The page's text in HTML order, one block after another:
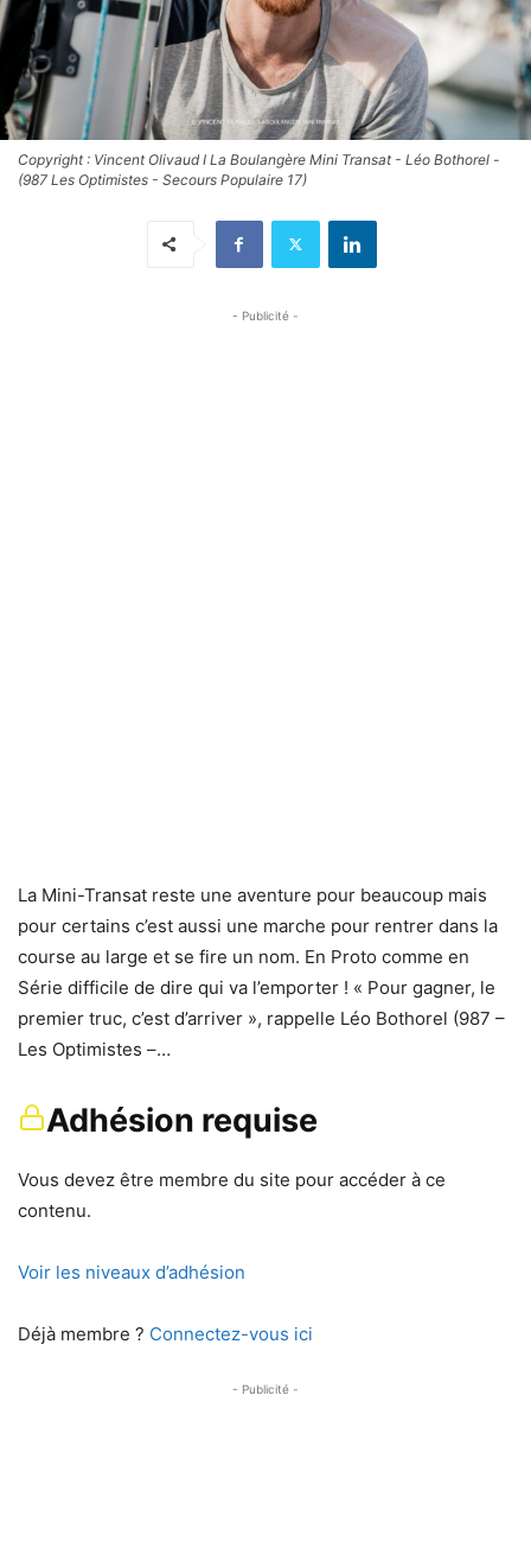
Copyright : Vincent Olivaud I La Boulangère Mini Transat - Léo Bothorel -
(987 Les Optimistes - Secours Populaire 17)
- Publicité -
La Mini-Transat reste une aventure pour beaucoup mais
pour certains c’est aussi une marche pour rentrer dans la
course au large et se fire un nom. En Proto comme en
Série difficile de dire qui va l’emporter ! « Pour gagner, le
premier truc, c’est d’arriver », rappelle Léo Bothorel (987 –
Les Optimistes –…
Adhésion requise
Vous devez être membre du site pour accéder à ce
contenu.
Voir les niveaux d’adhésion
Déjà membre ? Connectez-vous ici
- Publicité -